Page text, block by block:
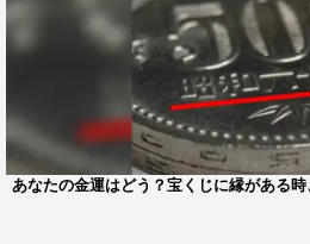
水曜・飯尾和樹は変わらず、木
して鈴木が就任。金曜パーソナリ
（日）午後4時から放送の『ニッ
×DayDay.合体スペシャル』（関
る。
鈴木福とプロデューサーの上田崇
あなたの金運はどう？宝くじに縁がある